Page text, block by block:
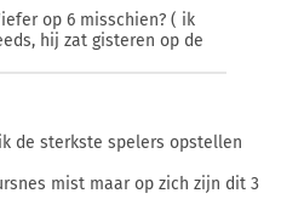
op 6 misschien? ( ik
hij zat gisteren op de
de sterkste spelers opstellen
mist maar op zich zijn dit 3